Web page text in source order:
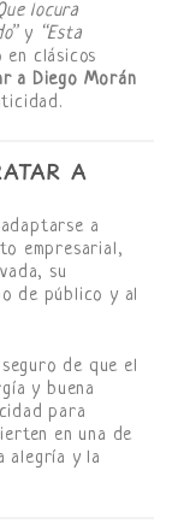
locura
y “Esta
clásicos
a Diego Morán
A
a
empresarial,
su
de público y al
de que el
y buena
para
en una de
alegría y la